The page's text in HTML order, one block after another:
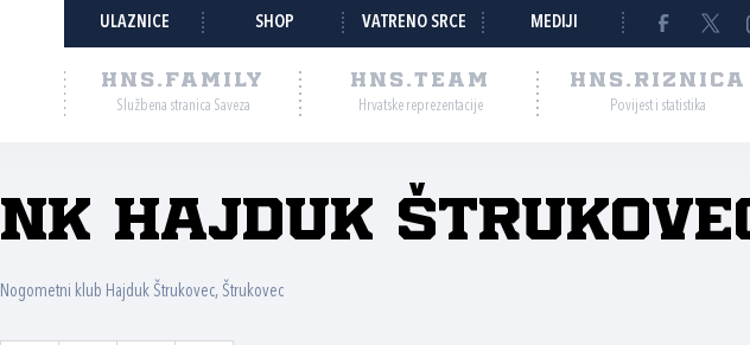
ULAZNICE SHOP VATRENO SRCE MEDIJI
HNS.FAMILY
Službena stranica Saveza
HNS.TEAM
Hrvatske reprezentacije
HNS.RIZNICA
Povijest i statistika
NK Hajduk
Nogometni klub Hajduk Štrukovec, Štrukovec